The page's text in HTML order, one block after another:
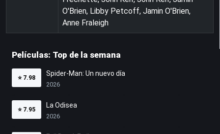
O'Brien, Libby Petcoff, Jamin O'Brien,
Anne Fraleigh
Películas: Top de la semana
⭐ 7.98
Spider-Man: Un nuevo día
2026
⭐ 7.95
La Odisea
2026